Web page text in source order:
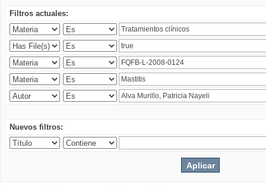
Filtros actuales:
Nuevos filtros: